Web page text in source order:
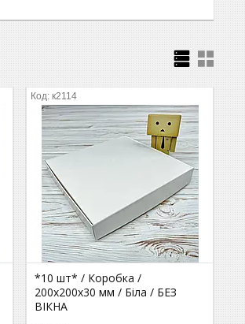
к2114
*10 шт* / Коробка /
200х200х30 мм / Біла / БЕЗ
ВІКНА